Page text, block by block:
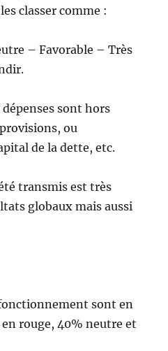
classer comme :
– Favorable – Très
sont hors
ou
de la dette, etc.
transmis est très
globaux mais aussi
sont en
rouge, 40% neutre et